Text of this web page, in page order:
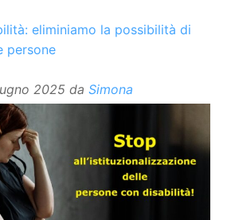
eliminiamo la possibilità di
persone
2025 da Simona